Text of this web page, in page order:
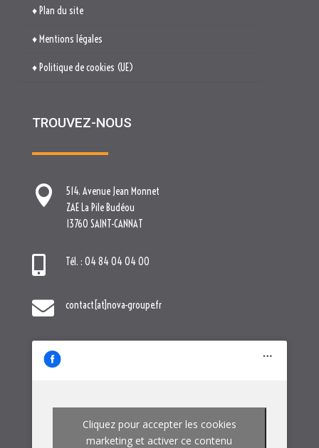
♦ Plan du site
♦ Mentions légales
♦ Politique de cookies (UE)
TROUVEZ-NOUS

514. Avenue Jean Monnet
ZAE La Pile Budéou
13760 SAINT-CANNAT
 Tél. : 04 84 04 04 00
 contact[at]nova-groupe.fr
Cliquez pour accepter les cookies
marketing et activer ce contenu